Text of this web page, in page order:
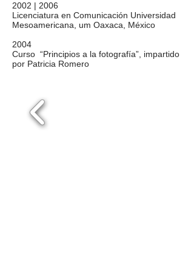
2002 | 2006
Licenciatura en Comunicación Universidad
Mesoamericana, um Oaxaca, México
2004
Curso “Principios a la fotografía”, impartido
por Patricia Romero